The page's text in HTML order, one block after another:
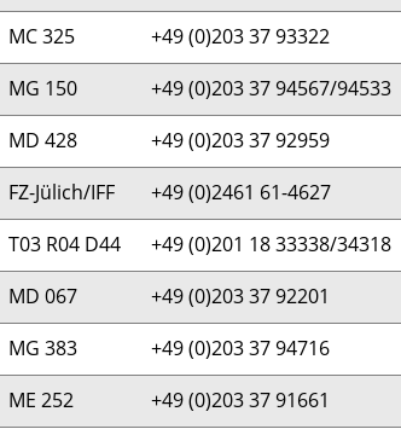
MC 325 +49 (0)203 37 93322
MG 150 +49 (0)203 37 94567/94533
MD 428 +49 (0)203 37 92959
FZ-Jülich/IFF +49 (0)2461 61-4627
T03 R04 D44 +49 (0)201 18 33338/34318
MD 067 +49 (0)203 37 92201
MG 383 +49 (0)203 37 94716
ME 252 +49 (0)203 37 91661